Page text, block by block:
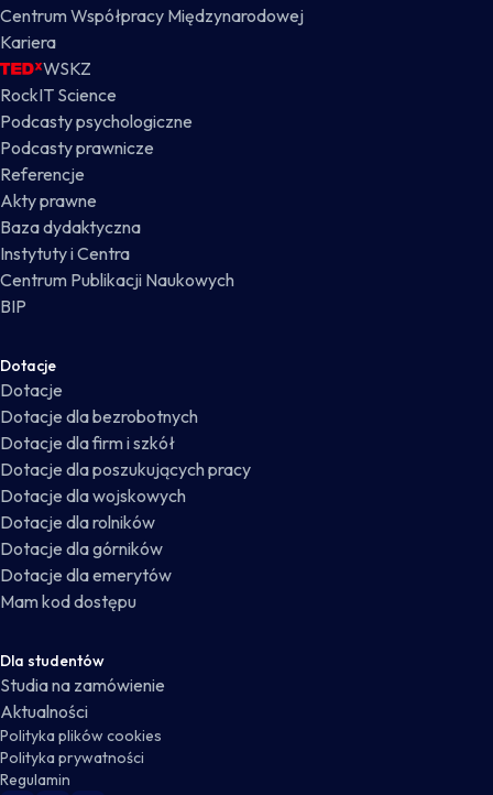
Centrum Współpracy Międzynarodowej
Kariera
WSKZ
RockIT Science
Podcasty psychologiczne
Podcasty prawnicze
Referencje
Akty prawne
Baza dydaktyczna
Instytuty i Centra
Centrum Publikacji Naukowych
BIP
Dotacje
Dotacje
Dotacje dla bezrobotnych
Dotacje dla firm i szkół
Dotacje dla poszukujących pracy
Dotacje dla wojskowych
Dotacje dla rolników
Dotacje dla górników
Dotacje dla emerytów
Mam kod dostępu
Dla studentów
Studia na zamówienie
Aktualności
Polityka plików cookies
Polityka prywatności
Regulamin